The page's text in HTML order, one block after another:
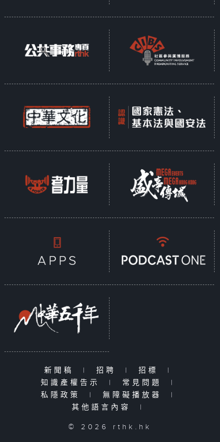
新聞稿 | 招聘 | 招標
|
知識產權告示
| 常見問題
|
私隱政策
| 無障礙播放器
|
其他語言內容
|
© 2026 rthk.hk